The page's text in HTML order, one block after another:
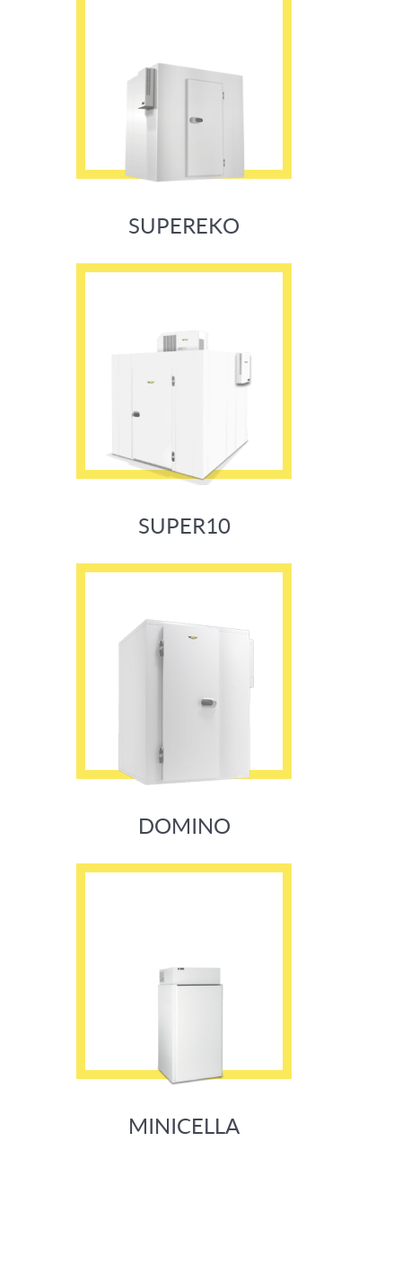
SUPEREKO
SUPER10
DOMINO
MINICELLA